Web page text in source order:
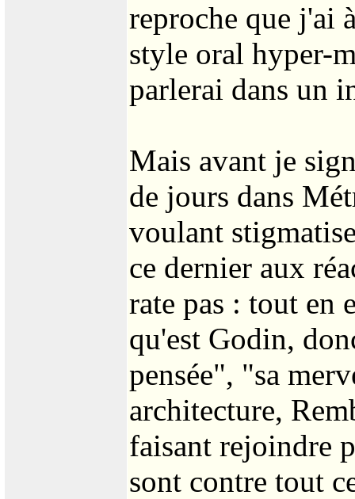
reproche que j'ai
style oral hyper-
parlerai dans un
Mais avant je
de jours dans
voulant
ce dernier aux
rate pas : tout en
qu'est Godin,
pensée", "sa
architecture,
faisant rejoindre
sont contre tout